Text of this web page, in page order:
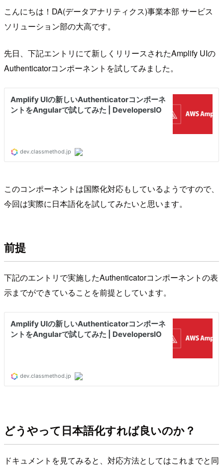
こんにちは！DA(データアナリティクス)事業本部 サービス
ソリューション部の大高です。
先日、下記エントリにて新しくリリースされたAmplify UIの
Authenticatorコンポーネントを試してみました。
このコンポーネントは国際化対応もしているようですので、
今回は実際に日本語化を試してみたいと思います。
前提
下記のエントリで実施したAuthenticatorコンポーネントの表
示までができていることを前提としています。
どうやって日本語化すれば良いのか？
ドキュメントを見てみると、対応方法としてはこれまでと同